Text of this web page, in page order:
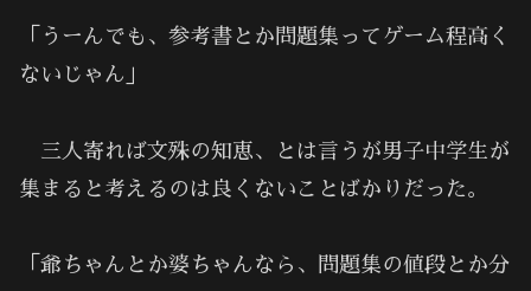
「うーんでも、参考書とか問題集ってゲーム程高く
ないじゃん」
三人寄れば文殊の知恵、とは言うが男子中学生が
集まると考えるのは良くないことばかりだった。
「爺ちゃんとか婆ちゃんなら、問題集の値段とか分